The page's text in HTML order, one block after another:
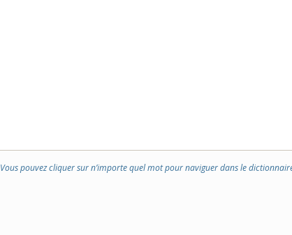
Vous pouvez cliquer sur n’importe quel mot pour naviguer dans le